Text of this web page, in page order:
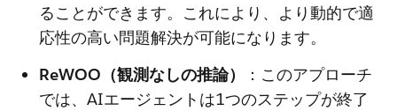
ることができます。これにより、より動的で適
応性の高い問題解決が可能になります。
ReWOO（観測なしの推論）
：このアプローチ
では、AIエージェントは1つのステップが終了